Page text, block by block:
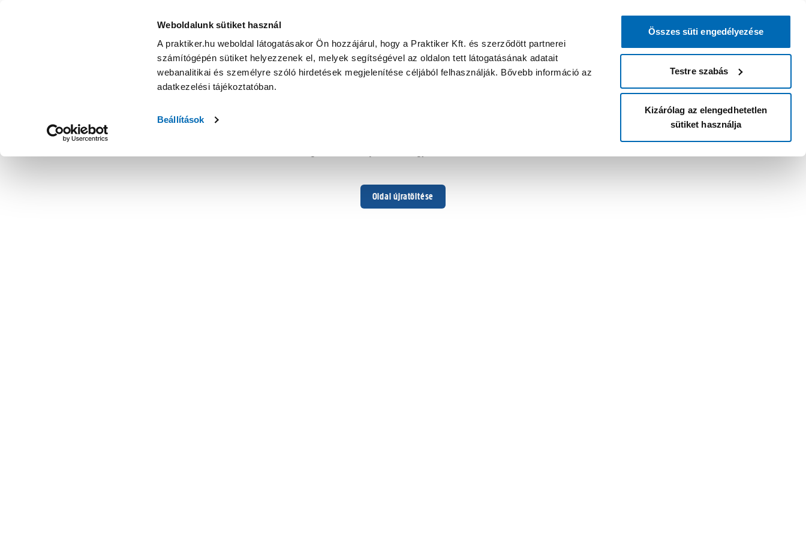
Weboldalunk sütiket használ
A praktiker.hu weboldal látogatásakor Ön hozzájárul, hogy a Praktiker Kft. és szerződött partnerei
számítógépén sütiket helyezzenek el, melyek segítségével az oldalon tett látogatásának adatait
webanalitikai és személyre szóló hirdetések megjelenítése céljából felhasználják. Bővebb információ az
adatkezelési tájékoztatóban.
Beállítások
Összes süti engedélyezése
Testre szabás
Kizárólag az elengedhetetlen
sütiket használja
Oldal újratöltése